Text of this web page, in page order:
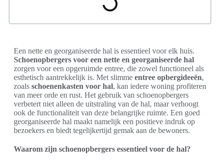
Een nette en georganiseerde hal is essentieel voor elk huis.
Schoenopbergers voor een nette en georganiseerde hal
zorgen voor een opgeruimde entree, die zowel functioneel als
esthetisch aantrekkelijk is. Met slimme entree opbergideeën,
zoals schoenenkasten voor hal, kan iedere woning profiteren
van meer orde en rust. Het gebruik van schoenopbergers
verbetert niet alleen de uitstraling van de hal, maar verhoogt
ook de functionaliteit van deze belangrijke ruimte. Een goed
georganiseerde hal maakt namelijk een positieve indruk op
bezoekers en biedt tegelijkertijd gemak aan de bewoners.
Waarom zijn schoenopbergers essentieel voor de hal?